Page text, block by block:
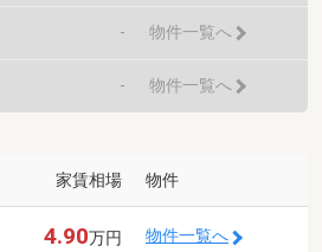
- 物件一覧へ
- 物件一覧へ
家賃相場 物件
4.90万円 物件一覧へ